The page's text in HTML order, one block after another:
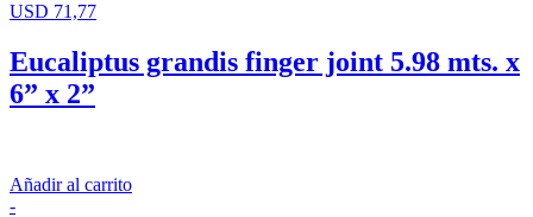
USD 71,77
Eucaliptus grandis finger joint 5.98 mts. x
6” x 2”
Añadir al carrito
-